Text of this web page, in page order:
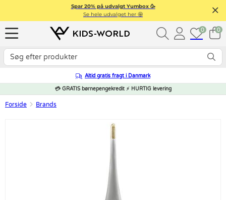
Spar 20% på udvalgt Yumbox 🥳
Se hele udvalget her 🤩
0 0
Altid gratis fragt i Danmark
💳 GRATIS børnepengekredit ⚡ HURTIG levering
Forside Brands